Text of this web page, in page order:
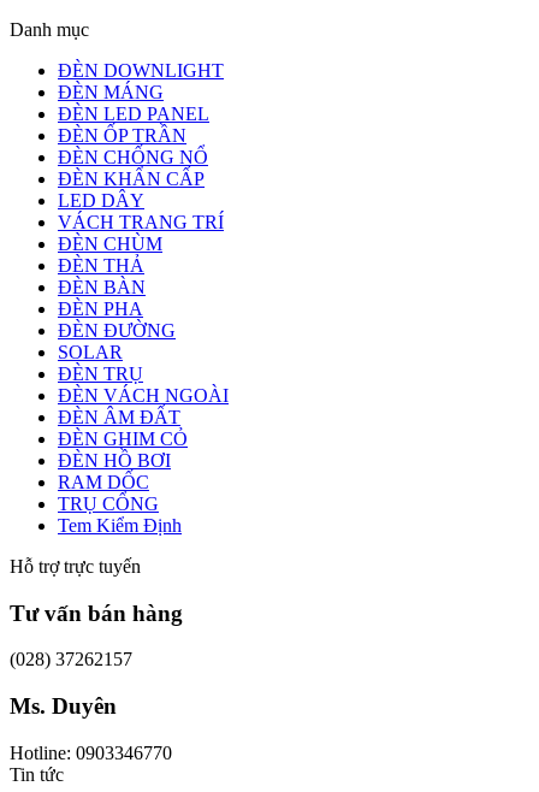
Danh mục
ĐÈN DOWNLIGHT
ĐÈN MÁNG
ĐÈN LED PANEL
ĐÈN ỐP TRẦN
ĐÈN CHỐNG NỔ
ĐÈN KHẨN CẤP
LED DÂY
VÁCH TRANG TRÍ
ĐÈN CHÙM
ĐÈN THẢ
ĐÈN BÀN
ĐÈN PHA
ĐÈN ĐƯỜNG
SOLAR
ĐÈN TRỤ
ĐÈN VÁCH NGOÀI
ĐÈN ÂM ĐẤT
ĐÈN GHIM CỎ
ĐÈN HỒ BƠI
RAM DỐC
TRỤ CỔNG
Tem Kiểm Định
Hỗ trợ trực tuyến
Tư vấn bán hàng
(028) 37262157
Ms. Duyên
Hotline: 0903346770
Tin tức